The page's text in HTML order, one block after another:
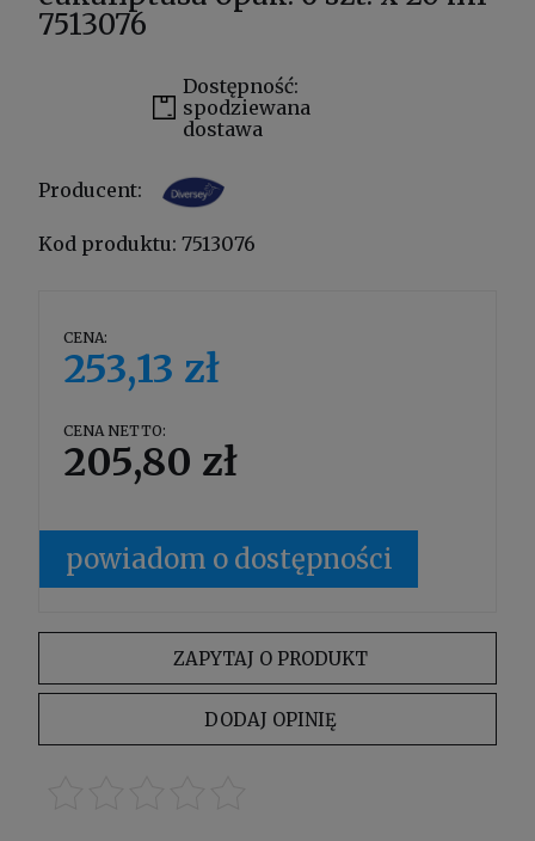
7513076
Dostępność:
spodziewana
dostawa
Producent:
Kod produktu: 7513076
CENA:
253,13 zł
CENA NETTO:
205,80 zł
powiadom o dostępności
ZAPYTAJ O PRODUKT
DODAJ OPINIĘ